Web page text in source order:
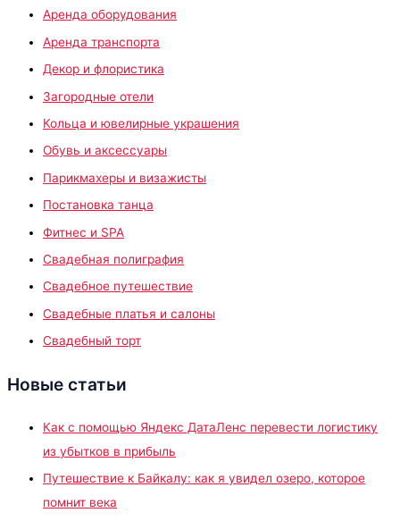
Аренда оборудования
Аренда транспорта
Декор и флористика
Загородные отели
Кольца и ювелирные украшения
Обувь и аксессуары
Парикмахеры и визажисты
Постановка танца
Фитнес и SPA
Свадебная полиграфия
Свадебное путешествие
Свадебные платья и салоны
Свадебный торт
Новые статьи
Как с помощью Яндекс ДатаЛенс перевести логистику
из убытков в прибыль
Путешествие к Байкалу: как я увидел озеро, которое
помнит века